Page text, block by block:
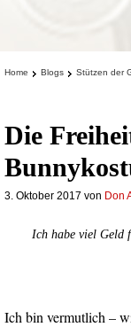
Home Blogs Stützen der
Die
3. Oktober 2017 von Don
Ich habe viel Geld
Ich bin vermutlich –